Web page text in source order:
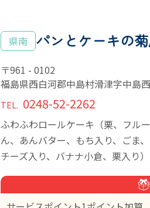
県南 パンとケーキの
〒961 - 0102
福島県西白河郡中島村滑津字中島
TEL. 0248-52-2262
ふわふわロールケーキ（栗、フル
ん、あんバター、もち入り、ごま
チーズ入り、バナナ小倉、栗入り）